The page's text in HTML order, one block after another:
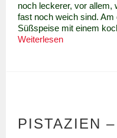
noch leckerer, vor allem,
fast noch weich sind.
Süßspeise mit einem
WeiterlesenReispudding
PISTAZIEN